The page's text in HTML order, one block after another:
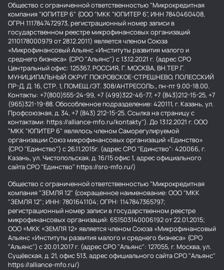
Общество с ограниченной ответственностью "Микрокредитная
компания "ЮПИТЕР 6" (ООО "МКК "ЮПИТЕР 6", ИНН 7840460408,
ОГРН 1117847472973, регистрационный номер записи в
государственном реестре микрофинансовых организаций
2110178000979 от 28.12.2011) является членом Союза
«Микрофинансовый Альянс «Институты развития малого и
среднего бизнеса» (СРО "Альянс") с 13.12.2021 г. (адрес СРО
Центральный офис: 125367, РОССИЯ, Г. МОСКВА, ВН.ТЕР.Г.
МУНИЦИПАЛЬНЫЙ ОКРУГ ПОКРОВСКОЕ-СТРЕШНЕВО, ПОЛЕССКИЙ
ПР-Д, Д. 16, СТР. 1, ПОМЕЩ./ЭТ. 308/АНТРЕСОЛЬ., пн-пт 9.00-18.00.
Контакты: +7(800)555-24-99, +7 (499)322-46-77, +7 (843)212-15-25, +7
(965)321-19-88. Обособленное подразделение: 420111, г. Казань, ул.
Профсоюзная, д. 34, +7 (843) 212-15-25. Ссылка на страницу с
контактами: https://alliance-mfo.ru/kontakty"). До 13.12.2021 г. ООО
"МКК "ЮПИТЕР 6" являлось членом Саморегулируемой
организации Союз микрофинансовых организаций «Единство»
(СРО "Единство") с 26.11.2015г. (адрес СРО "Единство": 420066, г.
Казань, ул. Чистопольская, д. 16/15 офис 1, адрес официального
сайта СРО "Единство" https://sro-mfo.ru/)
Общество с ограниченной ответственностью "Микрокредитная
компания "ЗЕМЛЯ 12" (сокращенное наименование: ООО "МКК
"ЗЕМЛЯ 12"; ИНН: 7801641104; ОГРН: 1147847365797;
регистрационный номер записи в государственном реестре
микрофинансовых организаций: 651503140006192 от 22.01.2015;
ООО «МКК «ЗЕМЛЯ 12» является членом Союза «Микрофинансовый
Альянс «Институты развития малого и среднего бизнеса» (СРО
"Альянс") с 20.01.2017 г. (адрес СРО "Альянс": 127055, г. Москва, ул.
Сущёвская, д. 21, офис 513, адрес официального сайта СРО "Альянс"
https://alliance-mfo.ru/)